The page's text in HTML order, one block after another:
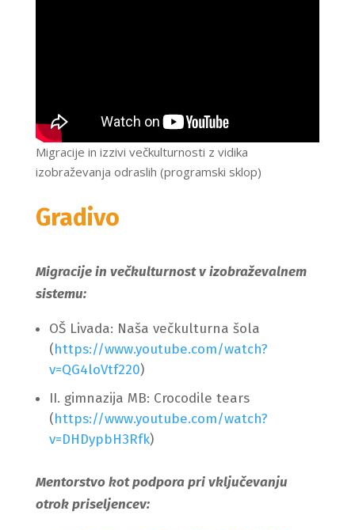
Migracije in izzivi večkulturnosti z vidika
izobraževanja odraslih (programski sklop)
Gradivo
Migracije in večkulturnost v izobraževalnem
sistemu:
OŠ Livada: Naša večkulturna šola
(https://www.youtube.com/watch?
v=QG4loVtf220)
II. gimnazija MB: Crocodile tears
(https://www.youtube.com/watch?
v=DHDypbH3Rfk)
Mentorstvo kot podpora pri vključevanju
otrok priseljencev: